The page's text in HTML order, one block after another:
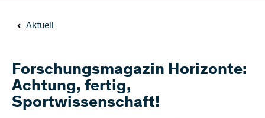
Aktuell
Forschungsmagazin Horizonte:
Achtung, fertig,
Sportwissenschaft!